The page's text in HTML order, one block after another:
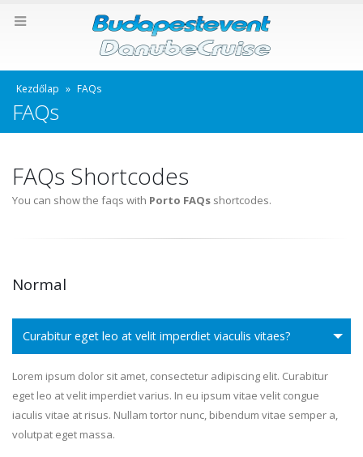
Kezdőlap » FAQs
FAQs
FAQs Shortcodes
You can show the faqs with Porto FAQs shortcodes.
Normal
Curabitur eget leo at velit imperdiet viaculis vitaes?
Lorem ipsum dolor sit amet, consectetur adipiscing elit. Curabitur
eget leo at velit imperdiet varius. In eu ipsum vitae velit congue
iaculis vitae at risus. Nullam tortor nunc, bibendum vitae semper a,
volutpat eget massa.